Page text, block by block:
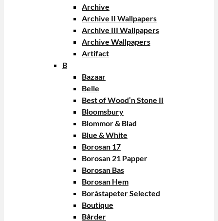
Archive
Archive II Wallpapers
Archive III Wallpapers
Archive Wallpapers
Artifact
B
Bazaar
Belle
Best of Wood’n Stone II
Bloomsbury
Blommor & Blad
Blue & White
Borosan 17
Borosan 21 Papper
Borosan Bas
Borosan Hem
Boråstapeter Selected
Boutique
Bårder